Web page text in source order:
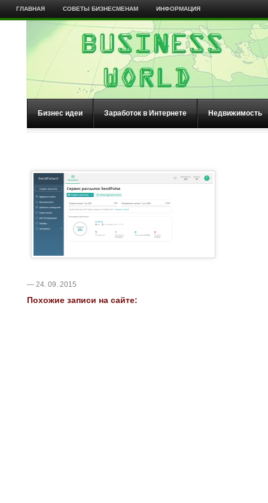
ГЛАВНАЯ СОВЕТЫ БИЗНЕСМЕНАМ ИНФОРМАЦИЯ
Бизнес идеи Заработок в Интернете Недвижимость
— 24. 09. 2015
Похожие записи на сайте: